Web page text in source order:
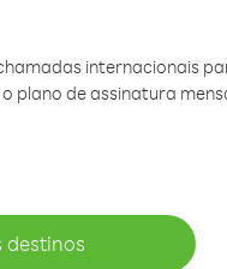
internacionais
plano de assinatura
destinos